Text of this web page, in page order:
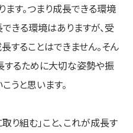
す。つまり成長できる環境
きる環境はありますが、受
ることはできません。そん
するために大切な姿勢や振
うと思います。
り組む」こと、これが成長す